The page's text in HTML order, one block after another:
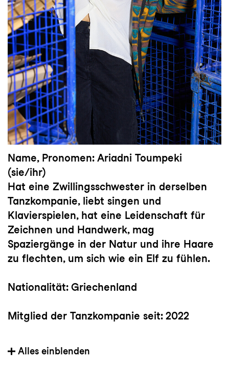
Name, Pronomen: Ariadni Toumpeki
(sie/ihr)
Hat eine Zwillingsschwester in derselben
Tanzkompanie, liebt singen und
Klavierspielen, hat eine Leidenschaft für
Zeichnen und Handwerk, mag
Spaziergänge in der Natur und ihre Haare
zu flechten, um sich wie ein Elf zu fühlen.
Nationalität: Griechenland
Mitglied der Tanzkompanie seit: 2022
Vorherige(s) Engagement(s):
freischaffende Tänzerin in Prag (2021-2022)
Alles einblenden